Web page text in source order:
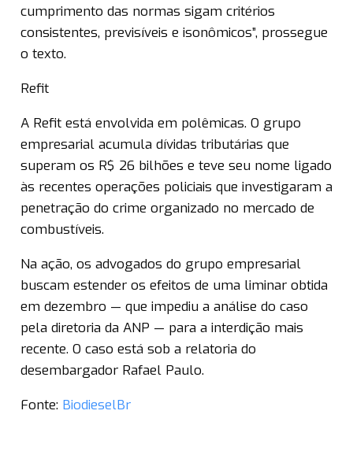
cumprimento das normas sigam critérios
consistentes, previsíveis e isonômicos”, prossegue
o texto.
Refit
A Refit está envolvida em polêmicas. O grupo
empresarial acumula dívidas tributárias que
superam os R$ 26 bilhões e teve seu nome ligado
às recentes operações policiais que investigaram a
penetração do crime organizado no mercado de
combustíveis.
Na ação, os advogados do grupo empresarial
buscam estender os efeitos de uma liminar obtida
em dezembro — que impediu a análise do caso
pela diretoria da ANP — para a interdição mais
recente. O caso está sob a relatoria do
desembargador Rafael Paulo.
Fonte: BiodieselBr